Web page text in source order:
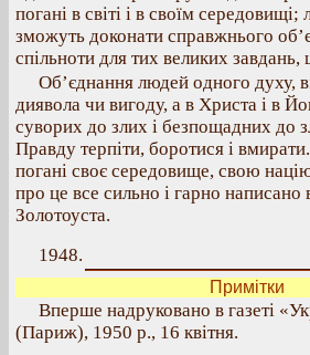
погані в світі і в своїм середовищі;
зможуть доконати справжнього
спільноти для тих великих
Об’єднання людей одного духу,
диявола чи вигоду, а в Христа і в
суворих до злих і безпощадних до
Правду терпіти, боротися і
погані своє середовище, свою
про це все сильно і гарно
Золотоуста.
1948.
Примітки
Вперше надруковано в газеті
(Париж), 1950 р., 16 квітня.